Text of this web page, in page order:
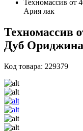
Техномассив от
Ария лак
Техномассив
Дуб
Код товара: 229379